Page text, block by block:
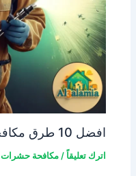
افضل 10 طرق مكافحة النمل والتخلص منه
اترك تعليقاً /مكافحة حشرات